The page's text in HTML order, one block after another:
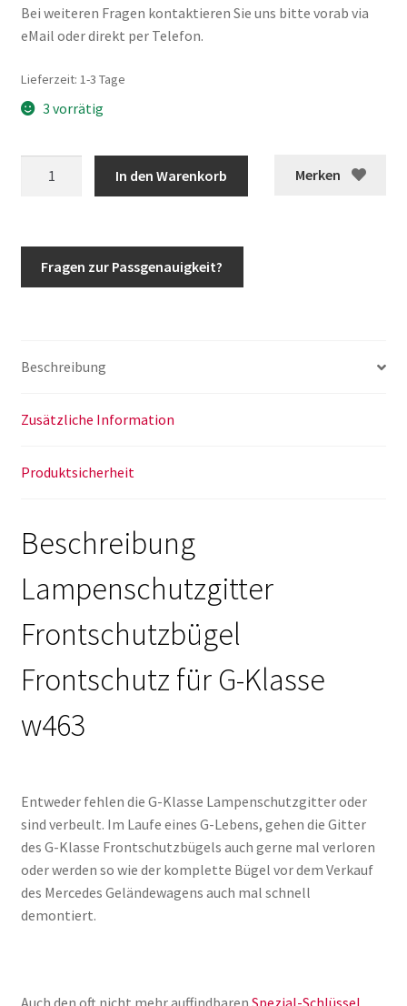
Bei weiteren Fragen kontaktieren Sie uns bitte vorab via
eMail oder direkt per Telefon.
Lieferzeit: 1-3 Tage
3 vorrätig
Merken
Rammschutz
In den Warenkorb
Fragen zur Passgenauigkeit?
Beschreibung
Zusätzliche Information
Produktsicherheit
Beschreibung
Lampenschutzgitter
Frontschutzbügel
Frontschutz für G-Klasse
w463
Entweder fehlen die G-Klasse Lampenschutzgitter oder
sind verbeult. Im Laufe eines G-Lebens, gehen die Gitter
des G-Klasse Frontschutzbügels auch gerne mal verloren
oder werden so wie der komplette Bügel vor dem Verkauf
des Mercedes Geländewagens auch mal schnell
demontiert.
Auch den oft nicht mehr auffindbaren Spezial-Schlüssel